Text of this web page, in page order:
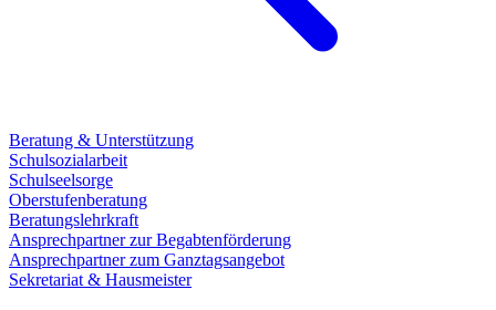
Beratung & Unterstützung
Schulsozialarbeit
Schulseelsorge
Oberstufenberatung
Beratungslehrkraft
Ansprechpartner zur Begabtenförderung
Ansprechpartner zum Ganztagsangebot
Sekretariat & Hausmeister